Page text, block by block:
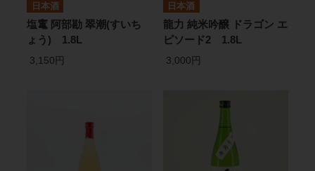
日本酒
塩竃 阿部勘 翠潮(すいち
ょう) 1.8L
3,150円
日本酒
龍力 純米吟醸 ドラゴン エ
ピソード2 1.8L
3,000円